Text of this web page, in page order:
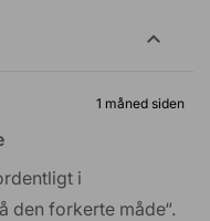
1 måned siden
i
den forkerte måde“.